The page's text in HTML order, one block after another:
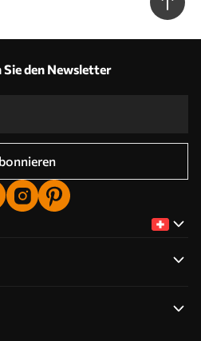
den Newsletter